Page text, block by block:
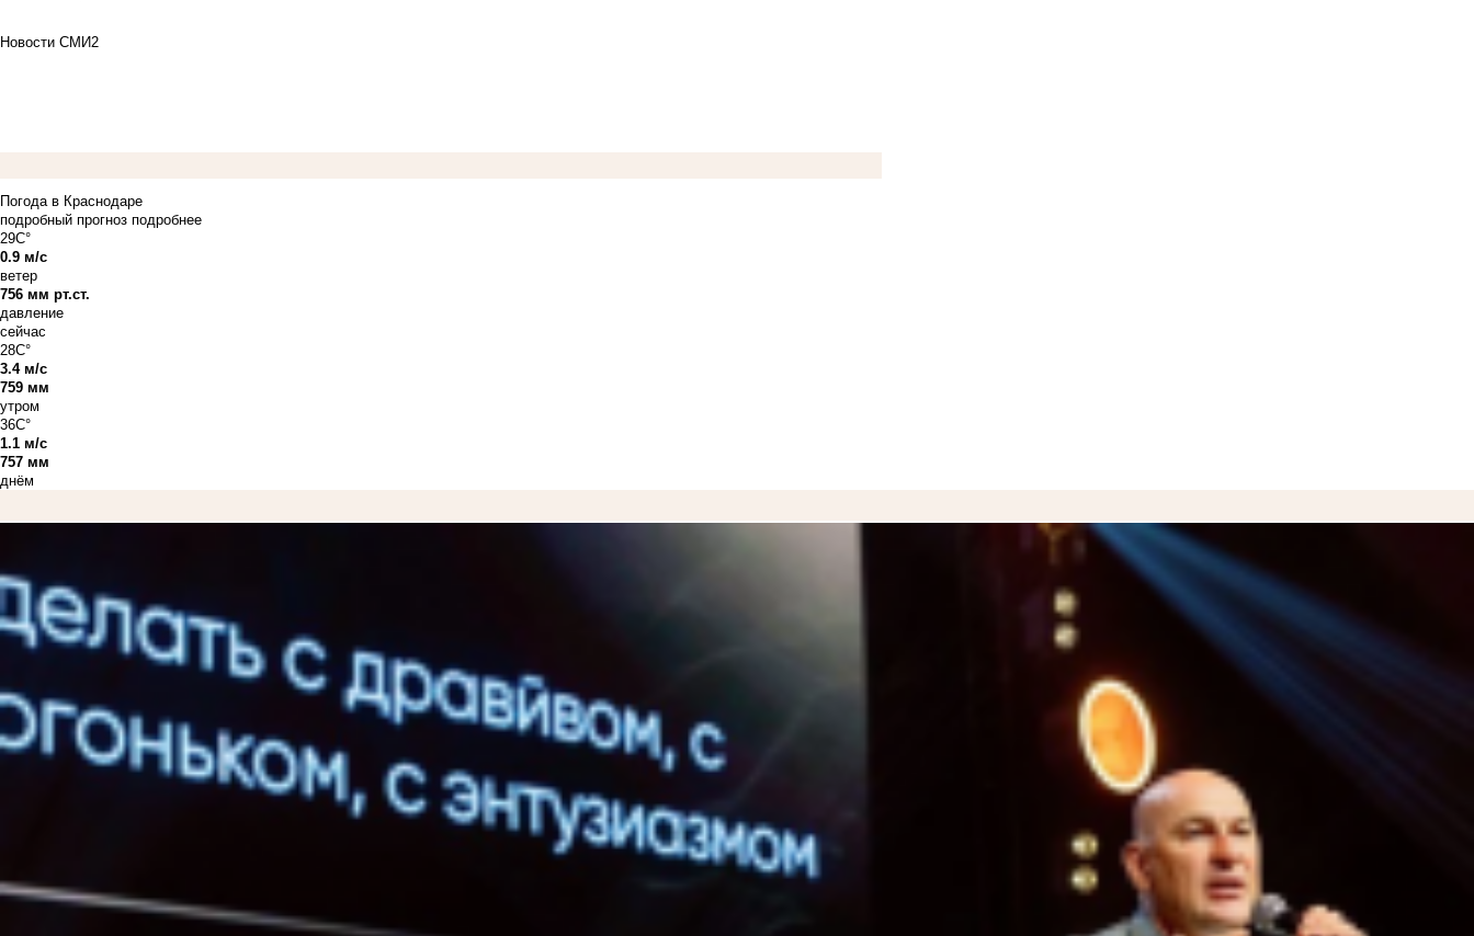
Новости СМИ2
Погода в Краснодаре
подробный прогноз подробнее
29C°
0.9 м/с
ветер
756 мм рт.ст.
давление
сейчас
28C°
3.4 м/с
759 мм
утром
36C°
1.1 м/с
757 мм
днём